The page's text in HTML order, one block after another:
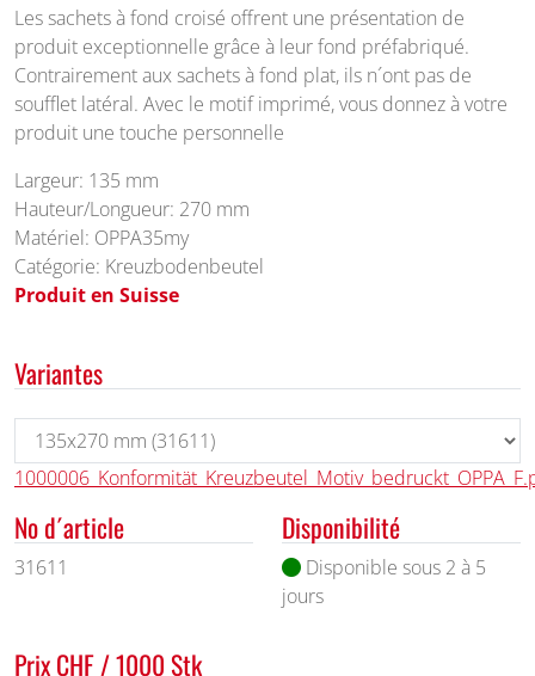
Les sachets à fond croisé offrent une présentation de
produit exceptionnelle grâce à leur fond préfabriqué.
Contrairement aux sachets à fond plat, ils n´ont pas de
soufflet latéral. Avec le motif imprimé, vous donnez à votre
produit une touche personnelle
Largeur: 135 mm
Hauteur/Longueur: 270 mm
Matériel: OPPA35my
Catégorie: Kreuzbodenbeutel
Produit en Suisse
Variantes
No d´article
31611
Disponibilité
Disponible sous 2 à 5
jours
Prix CHF / 1000 Stk